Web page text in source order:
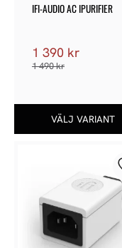
IFI-AUDIO AC IPURIFIER
1 390 kr
1 490kr